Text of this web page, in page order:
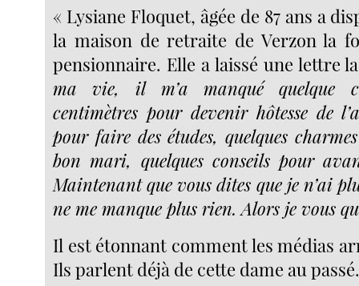
« Lysiane Floquet, âgée de 87 ans a
la maison de retraite de Verzon la
pensionnaire. Elle a laissé une lettre
ma vie, il m’a manqué quelque
centimètres pour devenir hôtesse de
pour faire des études, quelques
bon mari, quelques conseils pour
Maintenant que vous dites que je n’ai
ne me manque plus rien. Alors je vous
Il est étonnant comment les médias
Ils parlent déjà de cette dame au